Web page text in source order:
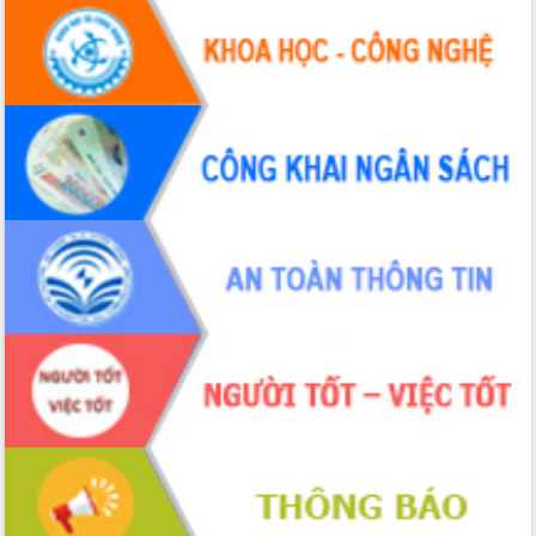
Hội thảo khoa học “Giải pháp thúc đẩy
phát triển nền kinh tế xanh tại tỉnh
Đắk Lắk”
Tăng cường giám sát, đôn đốc thực
hiện nhiệm vụ quản lý tài sản công
hàng tuần
Tháo gỡ những vướng mắc, đẩy mạnh
công tác cải cách thủ tục hành chính
tại Trung tâm Phục vụ hành chính
công tỉnh
Đắk Lắk: Tôn vinh 46 giải pháp tại Hội
thi Sáng tạo Kỹ thuật 2024 - 2025
Đắk Lắk rà soát, điều chỉnh Đề án 190
về phát triển nuôi trồng thủy sản
Phó Chủ tịch UBND tỉnh Đắk Lắk
Trương Công Thái kiểm tra thực địa
Dự án cao tốc Khánh Hòa - Buôn Ma
Định vị cà phê Việt Nam như một “di
sản sống” trong dòng chảy toàn cầu